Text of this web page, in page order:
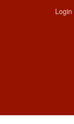
Login
rights reserved.